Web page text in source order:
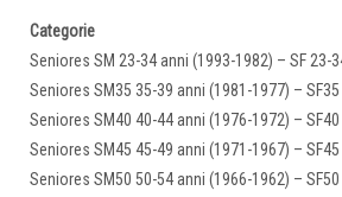
Categorie
Seniores SM 23-34 anni (1993-1982) – SF 23-
Seniores SM35 35-39 anni (1981-1977) –
Seniores SM40 40-44 anni (1976-1972) –
Seniores SM45 45-49 anni (1971-1967) –
Seniores SM50 50-54 anni (1966-1962) –